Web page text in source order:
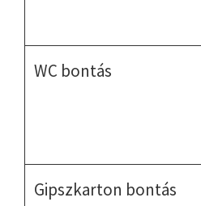
WC bontás
Gipszkarton bontás